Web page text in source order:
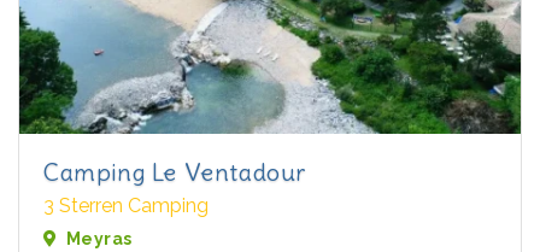
Camping Le Ventadour
3 Sterren Camping
Meyras